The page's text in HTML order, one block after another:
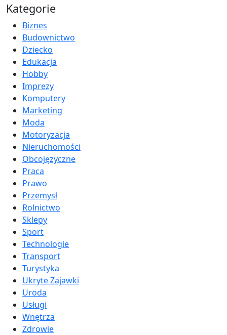
Kategorie
Biznes
Budownictwo
Dziecko
Edukacja
Hobby
Imprezy
Komputery
Marketing
Moda
Motoryzacja
Nieruchomości
Obcojęzyczne
Praca
Prawo
Przemysł
Rolnictwo
Sklepy
Sport
Technologie
Transport
Turystyka
Ukryte Zajawki
Uroda
Usługi
Wnętrza
Zdrowie